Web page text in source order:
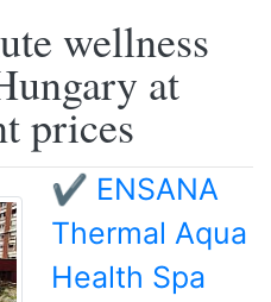
wellness
at
prices
✔️ ENSANA
Thermal Aqua
Health Spa